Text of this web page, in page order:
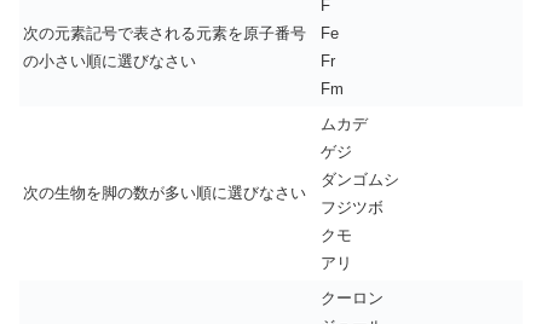
次の元素記号で表される元素を原子番号
の小さい順に選びなさい
F
Fe
Fr
Fm
次の生物を脚の数が多い順に選びなさい
ムカデ
ゲジ
ダンゴムシ
フジツボ
クモ
アリ
クーロン